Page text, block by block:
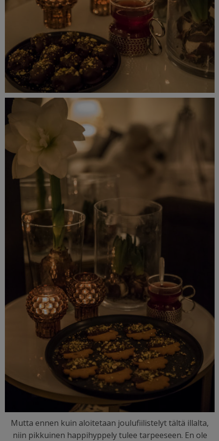
Mutta ennen kuin aloitetaan joulufiilistelyt tältä illalta,
niin pikkuinen happihyppely tulee tarpeeseen. En ole